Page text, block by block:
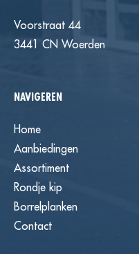
Voorstraat 44
3441 CN Woerden
NAVIGEREN
Home
Aanbiedingen
Assortiment
Rondje kip
Borrelplanken
Contact